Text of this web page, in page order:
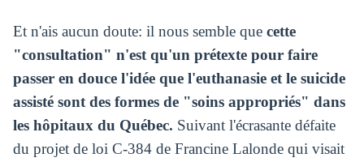
Et n'ais aucun doute: il nous semble que cette
"consultation" n'est qu'un prétexte pour faire
passer en douce l'idée que l'euthanasie et le suicide
assisté sont des formes de "soins appropriés" dans
les hôpitaux du Québec. Suivant l'écrasante défaite
du projet de loi C-384 de Francine Lalonde qui visait